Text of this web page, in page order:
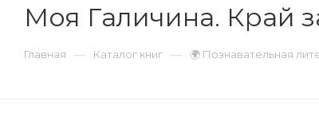
Моя Галичина. Край
Главная — Каталог книг — 🌍 Познавательная